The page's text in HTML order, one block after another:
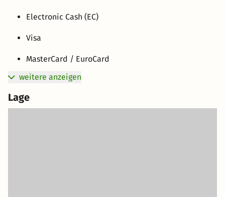
Electronic Cash (EC)
Visa
MasterCard / EuroCard
weitere anzeigen
Lage